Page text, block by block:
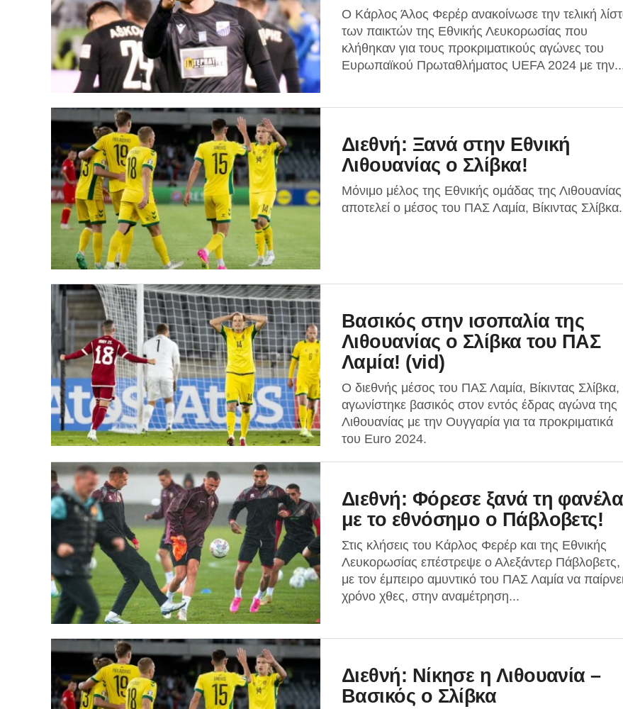
Ο Κάρλος Άλος Φερέρ ανακοίνωσε την τελική
των παικτών της Εθνικής Λευκορωσίας που
κλήθηκαν για τους προκριματικούς αγώνες του
Ευρωπαϊκού Πρωταθλήματος UEFA 2024 με
Διεθνή: Ξανά στην Εθνική
Λιθουανίας ο Σλίβκα!
Μόνιμο μέλος της Εθνικής ομάδας της Λιθουανίας
αποτελεί ο μέσος του ΠΑΣ Λαμία, Βίκιντας Σλίβκα.
Βασικός στην ισοπαλία της
Λιθουανίας ο Σλίβκα του ΠΑΣ
Λαμία! (vid)
Ο διεθνής μέσος του ΠΑΣ Λαμία, Βίκιντας Σλίβκα,
αγωνίστηκε βασικός στον εντός έδρας αγώνα της
Λιθουανίας με την Ουγγαρία για τα προκριματικά
του Euro 2024.
Διεθνή: Φόρεσε ξανά τη φανέλα
με το εθνόσημο ο Πάβλοβετς!
Στις κλήσεις του Κάρλος Φερέρ και της Εθνικής
Λευκορωσίας επέστρεψε ο Αλεξάντερ Πάβλοβετς,
με τον έμπειρο αμυντικό του ΠΑΣ Λαμία να
χρόνο χθες, στην αναμέτρηση...
Διεθνή: Νίκησε η Λιθουανία –
Βασικός ο Σλίβκα